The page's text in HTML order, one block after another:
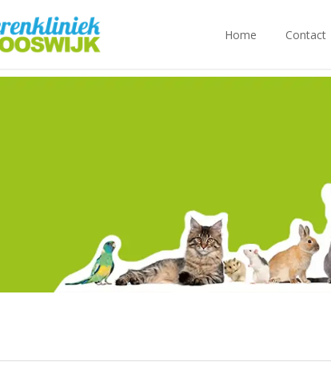
Home Contact